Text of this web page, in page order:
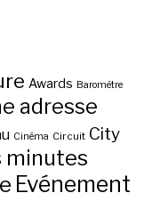
Awards Baromètre
adresse
Cinéma Circuit City
minutes
Evénement